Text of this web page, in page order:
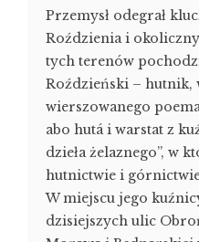
Przemysł odegrał
Roździenia i
tych terenów
Roździeński – hutnik,
wierszowanego
abo hutá i warstat z
dzieła żelaznego”, w
hutnictwie i
W miejscu jego
dzisiejszych ulic